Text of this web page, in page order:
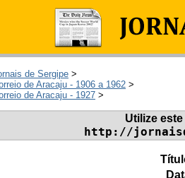
de Sergipe >
de Aracaju - 1906 a 1962 >
de Aracaju - 1927 >
Utilize
http://